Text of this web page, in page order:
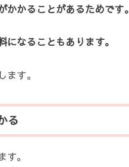
かることがあるためです。
なることもあります。
す。
る
。